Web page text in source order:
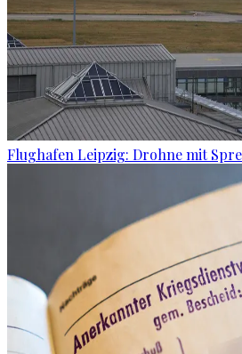
Flughafen Leipzig: Drohne mit